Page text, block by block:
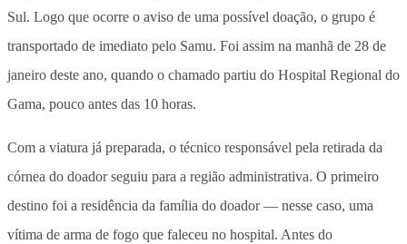
Sul. Logo que ocorre o aviso de uma possível doação, o grupo é
transportado de imediato pelo Samu. Foi assim na manhã de 28 de
janeiro deste ano, quando o chamado partiu do Hospital Regional do
Gama, pouco antes das 10 horas.
Com a viatura já preparada, o técnico responsável pela retirada da
córnea do doador seguiu para a região administrativa. O primeiro
destino foi a residência da família do doador — nesse caso, uma
vítima de arma de fogo que faleceu no hospital. Antes do